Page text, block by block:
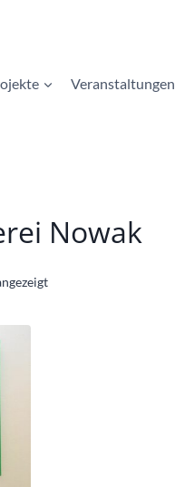
Veranstaltungen
Nowak